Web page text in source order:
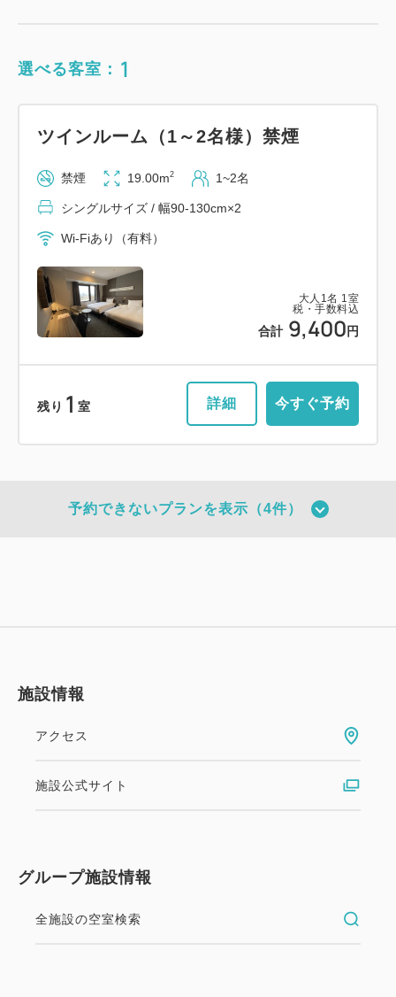
選べる客室： 1
大人 1名 1室
税・手数料込
合計 9,400 円
ツインルーム（1～2名様）禁煙
禁煙 19.00m2 1~2名
シングルサイズ / 幅90-130cm×2
Wi-Fiあり（有料）
残り 1 室 詳細 今すぐ予約
おすすめ
付き）
朝食 現地払い
予約できないプランを表示（4件）
施設情報
アクセス
施設公式サイト
グループ施設情報
全施設の空室検索